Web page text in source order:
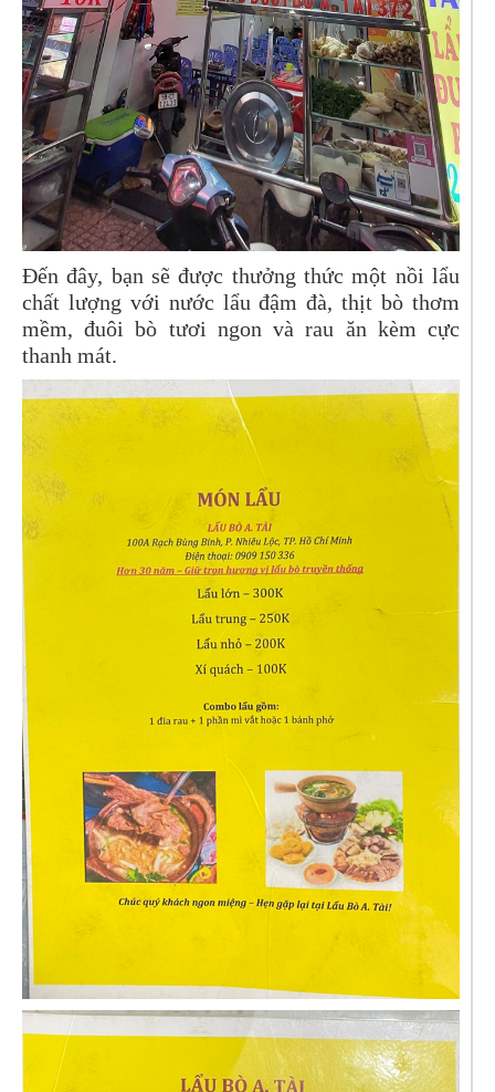
Đến đây, bạn sẽ được thưởng thức một nồi lẩu
chất lượng với nước lẩu đậm đà, thịt bò thơm
mềm, đuôi bò tươi ngon và rau ăn kèm cực
thanh mát.